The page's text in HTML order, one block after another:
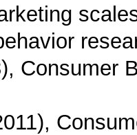
Consumer